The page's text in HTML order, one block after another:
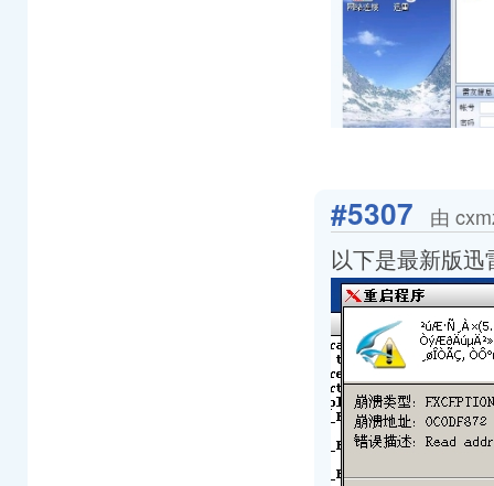
#5307 由
以下是最新版